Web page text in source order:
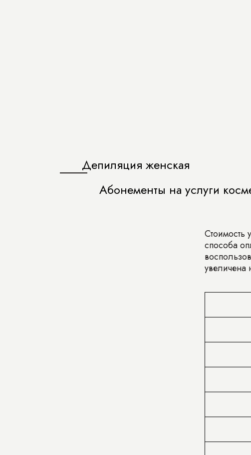
Депиляция женская
Абонементы на услуги
Стоимость
способа
увеличена